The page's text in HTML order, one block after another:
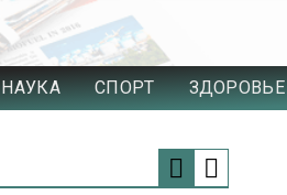
НАУКА СПОРТ ЗДОРОВЬЕ